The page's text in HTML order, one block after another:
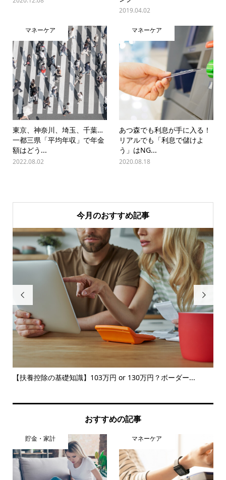
2019.04.02
マネーケア
東京、神奈川、埼玉、千葉…
一都三県「平均年収」で年金
額はどう...
2022.08.02
マネーケア
あつ森でも利息が手に入る！
リアルでも「利息で儲けよ
う」はNG...
2020.08.18
今月のおすすめ記事

【扶養控除の基礎知識】103万円 or 130万円？ボーダー...

おすすめの記事
貯金・家計 マネーケア